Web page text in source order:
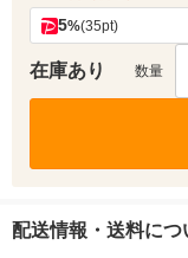
5%(35pt)
在庫あり 数量
配送情報・送料につ